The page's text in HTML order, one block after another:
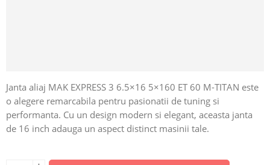
Janta aliaj MAK EXPRESS 3 6.5×16 5×160 ET 60 M-TITAN este
o alegere remarcabila pentru pasionatii de tuning si
performanta. Cu un design modern si elegant, aceasta janta
de 16 inch adauga un aspect distinct masinii tale.